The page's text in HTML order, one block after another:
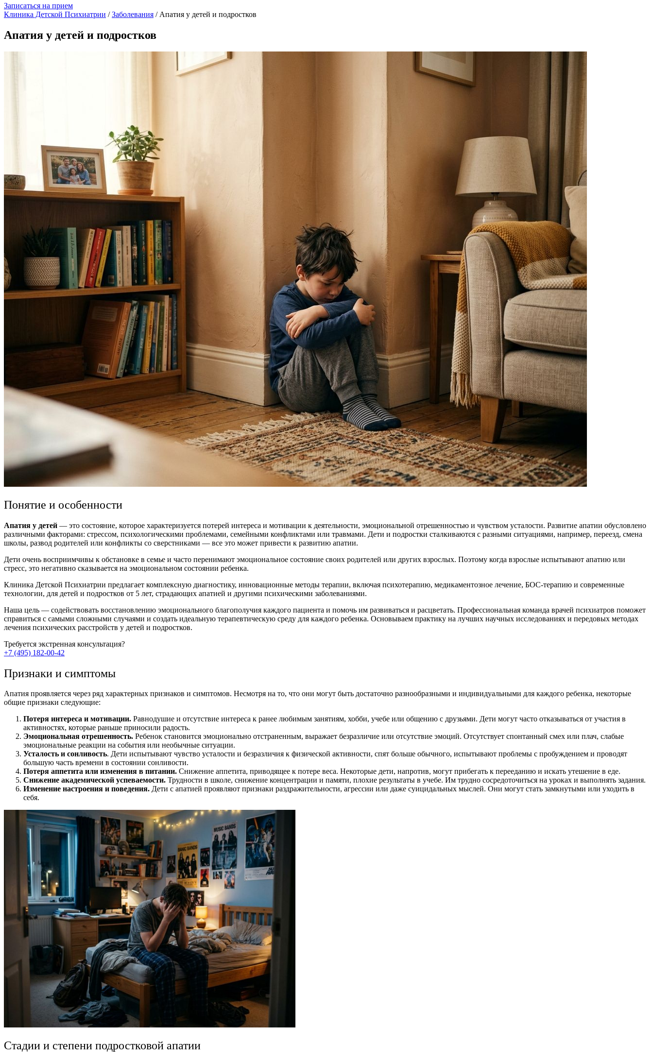
Записаться на прием
Клиника Детской Психиатрии /Заболевания / Апатия у детей и подростков
Апатия у детей и подростков
Понятие и особенности
Апатия у детей — это состояние, которое характеризуется потерей интереса и мотивации к деятельности, эмоциональной отрешенностью и чувством усталости. Развитие апатии обусловлено
различными факторами: стрессом, психологическими проблемами, семейными конфликтами или травмами. Дети и подростки сталкиваются с разными ситуациями, например, переезд, смена
школы, развод родителей или конфликты со сверстниками — все это может привести к развитию апатии.
Дети очень восприимчивы к обстановке в семье и часто перенимают эмоциональное состояние своих родителей или других взрослых. Поэтому когда взрослые испытывают апатию или
стресс, это негативно сказывается на эмоциональном состоянии ребенка.
Клиника Детской Психиатрии предлагает комплексную диагностику, инновационные методы терапии, включая психотерапию, медикаментозное лечение, БОС-терапию и современные
технологии, для детей и подростков от 5 лет, страдающих апатией и другими психическими заболеваниями.
Наша цель — содействовать восстановлению эмоционального благополучия каждого пациента и помочь им развиваться и расцветать. Профессиональная команда врачей психиатров поможет
справиться с самыми сложными случаями и создать идеальную терапевтическую среду для каждого ребенка. Основываем практику на лучших научных исследованиях и передовых методах
лечения психических расстройств у детей и подростков.
Требуется экстренная консультация?
+7 (495) 182-00-42
Признаки и симптомы
Апатия проявляется через ряд характерных признаков и симптомов. Несмотря на то, что они могут быть достаточно разнообразными и индивидуальными для каждого ребенка, некоторые
общие признаки следующие:
Потеря интереса и мотивации. Равнодушие и отсутствие интереса к ранее любимым занятиям, хобби, учебе или общению с друзьями. Дети могут часто отказываться от участия в
активностях, которые раньше приносили радость.
Эмоциональная отрешенность. Ребенок становится эмоционально отстраненным, выражает безразличие или отсутствие эмоций. Отсутствует спонтанный смех или плач, слабые
эмоциональные реакции на события или необычные ситуации.
Усталость и сонливость. Дети испытывают чувство усталости и безразличия к физической активности, спят больше обычного, испытывают проблемы с пробуждением и проводят
большую часть времени в состоянии сонливости.
Потеря аппетита или изменения в питании. Снижение аппетита, приводящее к потере веса. Некоторые дети, напротив, могут прибегать к перееданию и искать утешение в еде.
Снижение академической успеваемости. Трудности в школе, снижение концентрации и памяти, плохие результаты в учебе. Им трудно сосредоточиться на уроках и выполнять задания.
Изменение настроения и поведения. Дети с апатией проявляют признаки раздражительности, агрессии или даже суицидальных мыслей. Они могут стать замкнутыми или уходить в
себя.
Стадии и степени подростковой апатии